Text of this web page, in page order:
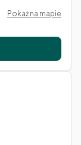
Pokaż na mapie